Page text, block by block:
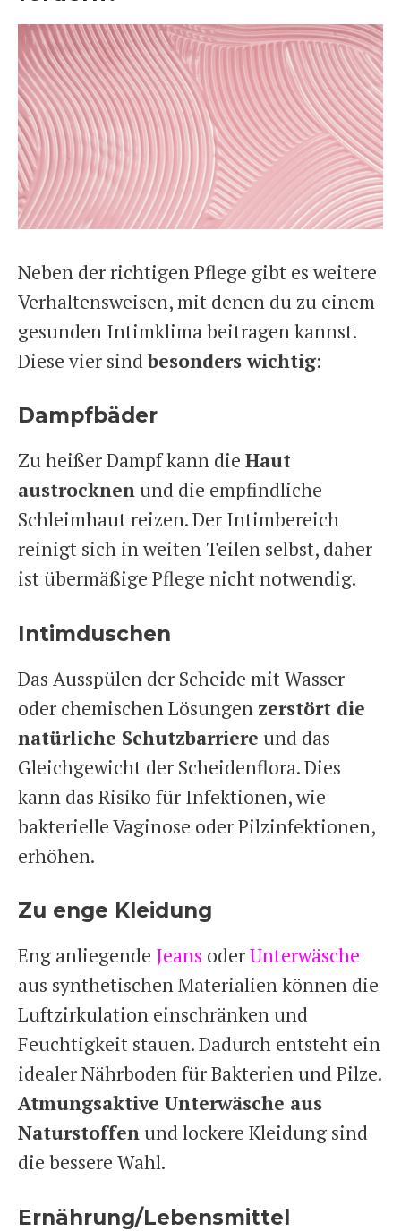
Neben der richtigen Pflege gibt es weitere
Verhaltensweisen, mit denen du zu einem
gesunden Intimklima beitragen kannst.
Diese vier sindbesonders wichtig:
Dampfbäder
Zu heißer Dampf kann die Haut
austrocknen und die empfindliche
Schleimhaut reizen. Der Intimbereich
reinigt sich in weiten Teilen selbst, daher
ist übermäßige Pflege nicht notwendig.
Intimduschen
Das Ausspülen der Scheide mit Wasser
oder chemischen Lösungen zerstört die
natürliche Schutzbarriere und das
Gleichgewicht der Scheidenflora. Dies
kann das Risiko für Infektionen, wie
bakterielle Vaginose oder Pilzinfektionen,
erhöhen.
Zu enge Kleidung
Eng anliegende Jeans oderUnterwäsche
aus synthetischen Materialien können die
Luftzirkulation einschränken und
Feuchtigkeit stauen. Dadurch entsteht ein
idealer Nährboden für Bakterien und Pilze.
Atmungsaktive Unterwäsche aus
Naturstoffen und lockere Kleidung sind
die bessere Wahl.
Ernährung/Lebensmittel